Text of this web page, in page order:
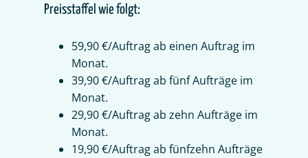
Preisstaffel wie folgt:
59,90 €/Auftrag ab einen Auftrag im
Monat.
39,90 €/Auftrag ab fünf Aufträge im
Monat.
29,90 €/Auftrag ab zehn Aufträge im
Monat.
19,90 €/Auftrag ab fünfzehn Aufträge